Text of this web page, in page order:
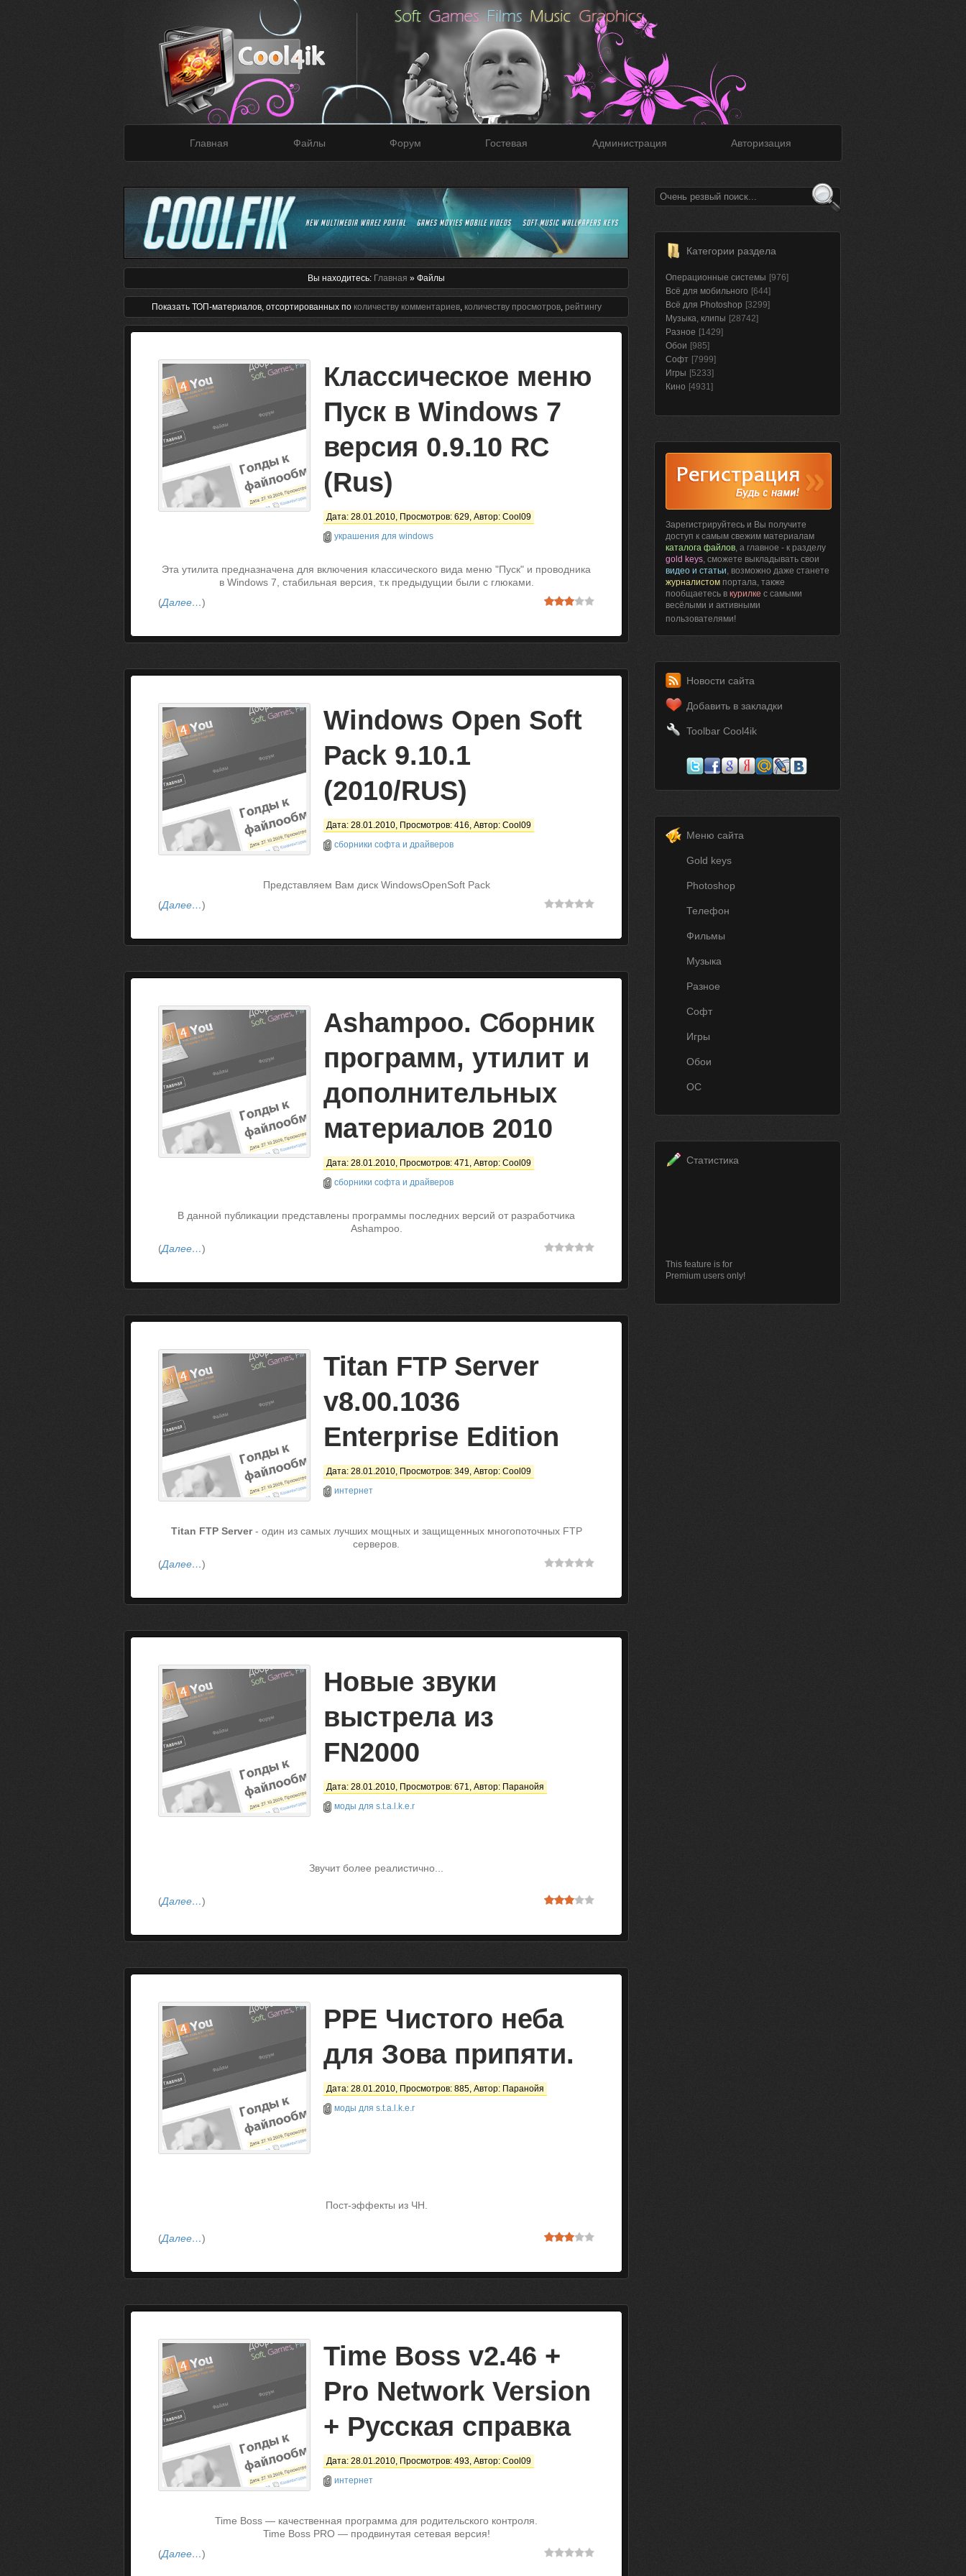
Главная Файлы Форум Гостевая Администрация Авторизация
Вы находитесь: Главная » Файлы
Показать ТОП-материалов, отсортированных по количеству комментариев, количеству просмотров, рейтингу
Классическое меню
Пуск в Windows 7
версия 0.9.10 RC
(Rus)
Дата: 28.01.2010, Просмотров: 629, Автор: Cool09
украшения для windows
Эта утилита предназначена для включения классического вида меню "Пуск" и проводника
в Windows 7, стабильная версия, т.к предыдущии были с глюками.
(Далее…)
Windows Open Soft
Pack 9.10.1
(2010/RUS)
Дата: 28.01.2010, Просмотров: 416, Автор: Cool09
сборники софта и драйверов
Представляем Вам диск WindowsOpenSoft Pack
(Далее…)
Ashampoo. Сборник
программ, утилит и
дополнительных
материалов 2010
Дата: 28.01.2010, Просмотров: 471, Автор: Cool09
сборники софта и драйверов
В данной публикации представлены программы последних версий от разработчика
Ashampoo.
(Далее…)
Titan FTP Server
v8.00.1036
Enterprise Edition
Дата: 28.01.2010, Просмотров: 349, Автор: Cool09
интернет
Titan FTP Server- один из самых лучших мощных и защищенных многопоточных FTP
серверов.
(Далее…)
Новые звуки
выстрела из
FN2000
Дата: 28.01.2010, Просмотров: 671, Автор: Паранойя
моды для s.t.a.l.k.e.r
Звучит более реалистично...
(Далее…)
PPE Чистого неба
для Зова припяти.
Дата: 28.01.2010, Просмотров: 885, Автор: Паранойя
моды для s.t.a.l.k.e.r
Пост-эффекты из ЧН.
(Далее…)
Time Boss v2.46 +
Pro Network Version
+ Русская справка
Дата: 28.01.2010, Просмотров: 493, Автор: Cool09
интернет
Time Boss — качественная программа для родительского контроля.
Time Boss PRO — продвинутая сетевая версия!
(Далее…)
Категории раздела
Операционные системы [976]
Всё для мобильного [644]
Всё для Photoshop [3299]
Музыка, клипы [28742]
Разное [1429]
Обои [985]
Софт [7999]
Игры [5233]
Кино [4931]
Зарегистрируйтесь и Вы получите
доступ к самым свежим материалам
каталога файлов, а главное - к разделу
gold keys, сможете выкладывать свои
видео и статьи, возможно даже станете
журналистом портала, также
пообщаетесь в курилке с самыми
весёлыми и активными
пользователями!
Новости сайта
Добавить в закладки
Toolbar Cool4ik
Меню сайта
Gold keys
Photoshop
Телефон
Фильмы
Музыка
Разное
Софт
Игры
Обои
ОС
Статистика
This feature is for
Premium users only!